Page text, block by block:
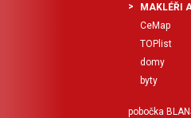
MAKLÉŘI
CeMap
TOPlist
domy
byty
pobočka